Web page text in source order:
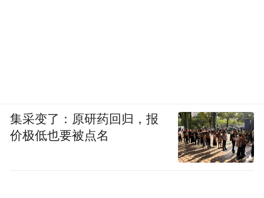
集采变了：原研药回归，报
价极低也要被点名